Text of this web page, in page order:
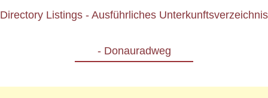
Directory Listings - Ausführliches Unterkunftsverzeichnis
- Donauradweg